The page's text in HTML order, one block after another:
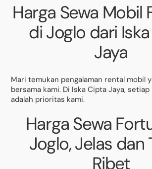
Harga Sewa Mobil
di Joglo dari
Jaya
Mari temukan pengalaman rental mobil
bersama kami. Di Iska Cipta Jaya,
adalah prioritas kami.
Harga Sewa
Joglo, Jelas dan
Ribet